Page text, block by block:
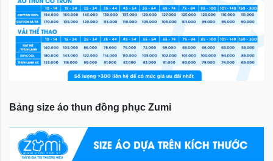
Bảng size áo thun đồng phục Zumi